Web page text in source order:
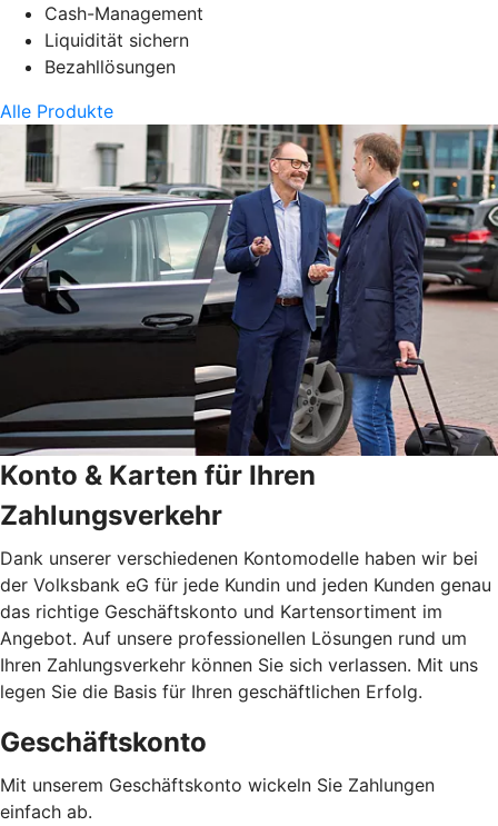
Cash-Management
Liquidität sichern
Bezahllösungen
Alle Produkte
Konto & Karten für Ihren
Zahlungsverkehr
Dank unserer verschiedenen Kontomodelle haben wir bei
der Volksbank eG für jede Kundin und jeden Kunden genau
das richtige Geschäftskonto und Kartensortiment im
Angebot. Auf unsere professionellen Lösungen rund um
Ihren Zahlungsverkehr können Sie sich verlassen. Mit uns
legen Sie die Basis für Ihren geschäftlichen Erfolg.
Geschäftskonto
Mit unserem Geschäftskonto wickeln Sie Zahlungen
einfach ab.